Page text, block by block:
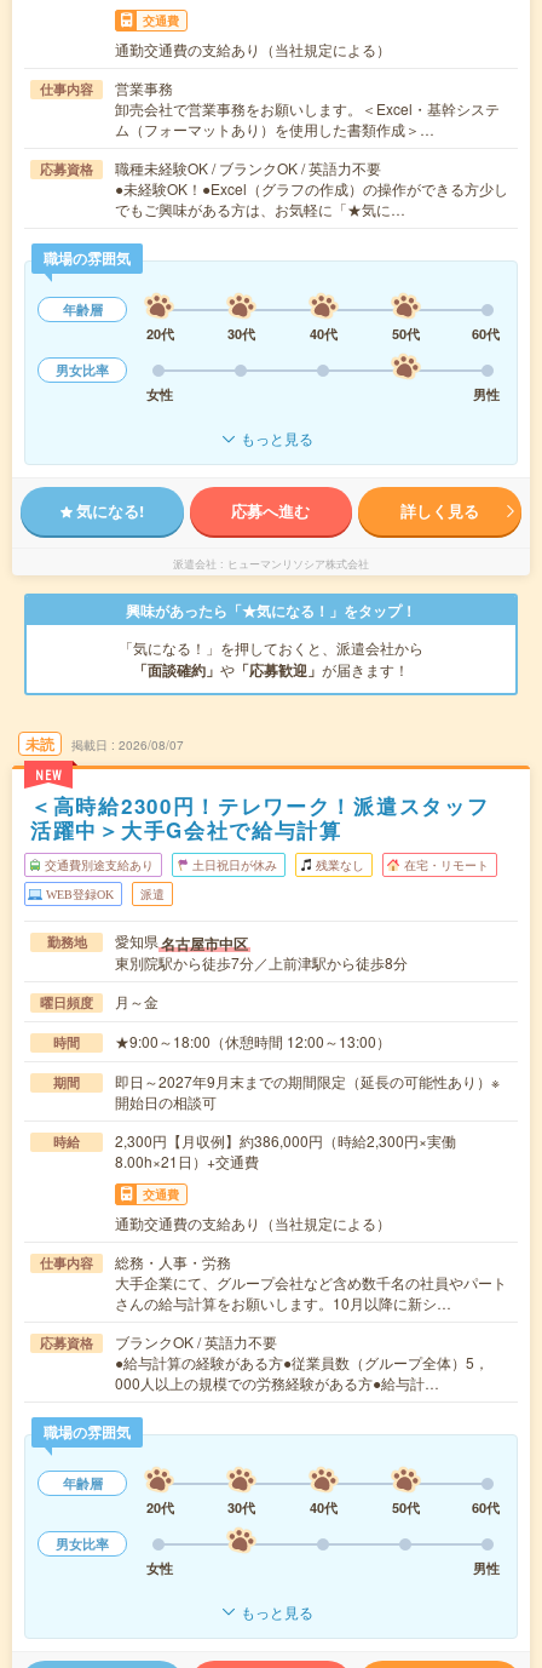
交通費
通勤交通費の支給あり（当社規定による）
仕事内容
営業事務
卸売会社で営業事務をお願いします。＜Excel・基幹システ
ム（フォーマットあり）を使用した書類作成＞…
応募資格
職種未経験OK / ブランクOK / 英語力不要
●未経験OK！●Excel（グラフの作成）の操作ができる方少し
でもご興味がある方は、お気軽に「★気に…
職場の雰囲気
年齢層
20代
30代 40代 50代
60代
男女比率
女性
男性
もっと見る
気になる! 応募へ進む 詳しく見る
派遣会社 ヒューマンリソシア株式会社
興味があったら「★気になる！」をタップ！
「気になる！」を押しておくと、派遣会社から
「面談確約」 や 「応募歓迎」 が届きます！
未読
NEW
掲載日 2026/08/07
＜高時給2300円！テレワーク！派遣スタッフ
活躍中＞大手G会社で給与計算
交通費別途支給あり 土日祝日が休み 残業なし 在宅・リモート
WEB登録OK 派遣
勤務地 愛知県名古屋市中区
東別院駅から徒歩7分／上前津駅から徒歩8分
曜日頻度 月～金
時間 ★9:00～18:00（休憩時間 12:00～13:00）
期間
即日～2027年9月末までの期間限定（延長の可能性あり）※
開始日の相談可
時給
2,300円【月収例】約386,000円（時給2,300円×実働
8.00h×21日）+交通費
交通費
通勤交通費の支給あり（当社規定による）
仕事内容
総務・人事・労務
大手企業にて、グループ会社など含め数千名の社員やパート
さんの給与計算をお願いします。10月以降に新シ…
応募資格
ブランクOK / 英語力不要
●給与計算の経験がある方●従業員数（グループ全体）5，
000人以上の規模での労務経験がある方●給与計…
職場の雰囲気
年齢層
20代
30代 40代 50代
60代
男女比率
女性
男性
もっと見る